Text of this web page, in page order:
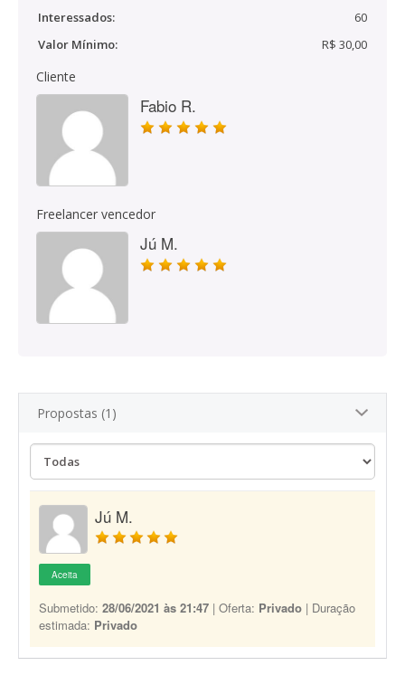
Interessados:
60
Valor Mínimo:
R$ 30,00
Cliente
Fabio R.
Freelancer vencedor
Jú M.
Propostas (1)
Jú M.
Aceita
Submetido: 28/06/2021 às 21:47 | Oferta: Privado | Duração
estimada: Privado